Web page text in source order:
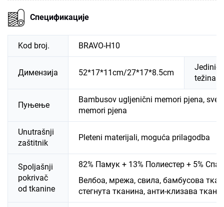
Спецификације
Kod broj. BRAVO-H10
Димензија 52*17*11cm/27*17*8.5cm
težina
Пуњење
Bambusov ugljenični memori pjena,
memori pjena
Unutrašnji
zaštitnik
Pleteni materijali, moguća prilagodba
Spoljašnji
pokrivač
od tkanine
82% Памук + 13% Полиестер + 5%
Велбоа, мрежа, свила, бамбусова
стегнута тканина, анти-клизава